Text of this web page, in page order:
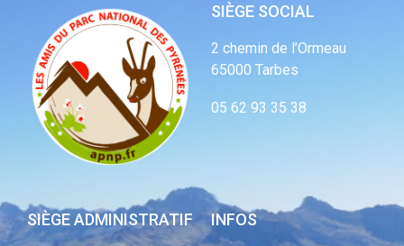
SIÈGE SOCIAL
2 chemin de l’Ormeau
65000 Tarbes
05 62 93 35 38
SIÈGE ADMINISTRATIF INFOS